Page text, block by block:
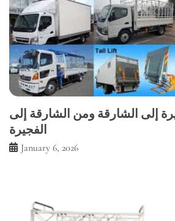
إلى الشارقة ومن الشارقة إلى
الفجيرة
January 6, 2026